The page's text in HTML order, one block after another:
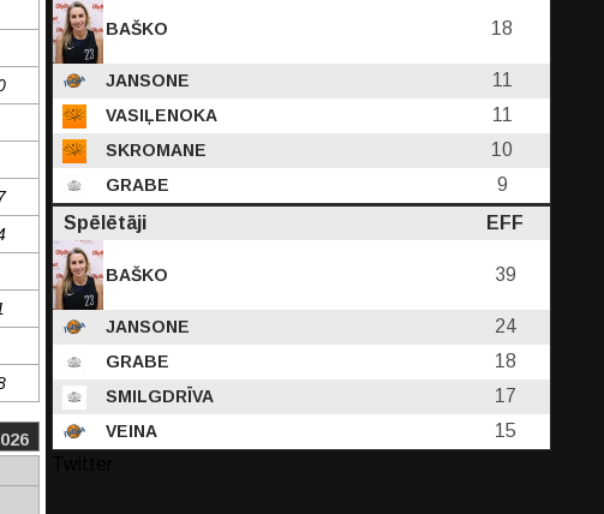
BAŠKO 18
JANSONE 11
VASIĻENOKA 11
SKROMANE 10
GRABE
9
Spēlētāji
EFF
BAŠKO 39
JANSONE 24
GRABE 18
SMILGDRĪVA 17
VEINA
15